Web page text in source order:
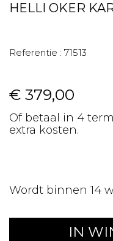
HELLI OKER
Referentie : 71513
€ 379,00
Of betaal in 4
extra kosten.
Wordt binnen 14
IN